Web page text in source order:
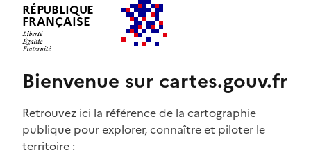
RÉPUBLIQUE
FRANÇAISE
Bienvenue sur cartes.gouv.fr
Retrouvez ici la référence de la cartographie
publique pour explorer, connaître et piloter le
territoire :